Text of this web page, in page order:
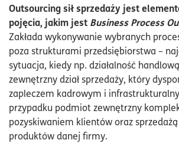
Outsourcing sił sprzedaży jest
pojęcia, jakim jest Business Process
Zakłada wykonywanie wybranych
poza strukturami przedsiębiorstwa –
sytuacja, kiedy np. działalność
zewnętrzny dział sprzedaży, który
zapleczem kadrowym i
przypadku podmiot zewnętrzny
pozyskiwaniem klientów oraz sprzedażą
produktów danej firmy.